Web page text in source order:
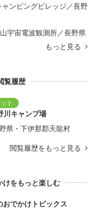
ンピングビレッジ／長野
宇宙電波観測所／長野県
もっと見る
覧履歴
川キャンプ場
県・下伊那郡天龍村
閲覧履歴をもっと見る
けをもっと楽しむ
おでかけトピックス